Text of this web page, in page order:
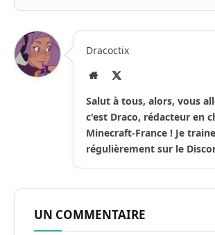
Dracoctix
Site
Salut à tous, alors, vous
c'est Draco, rédacteur en
Minecraft-France ! Je traine
régulièrement sur le
UN COMMENTAIRE